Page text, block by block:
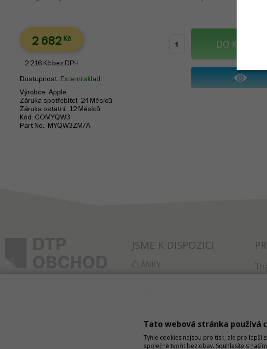
2 682 Kč
2 216 Kč bez DPH
Dostupnost Externí sklad
Výrobce Apple
Záruka spotřebitel
24 Měsíců
Záruka ostatní 12 Měsíců
Kód
COMYQW3
Part No.
MYQW3ZM/A
DO KOŠÍKU
JSME K DISPOZICI
ČLÁNKY
Tato webová stránka používá
Tyhle cookies nejsou pro tisk, ale pro lepší
společně tvořit bez obav. Souhlasíte s